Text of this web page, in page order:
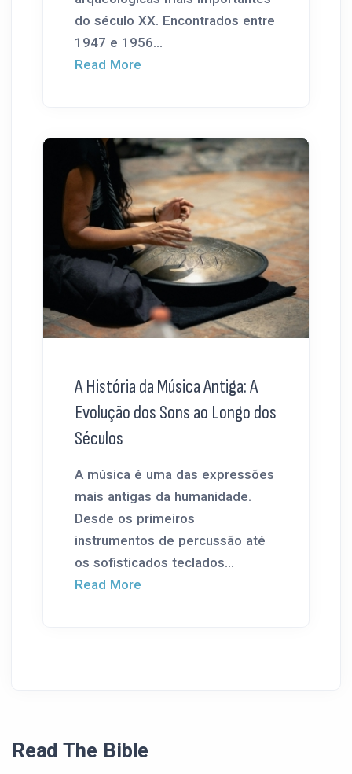
do século XX. Encontrados entre
1947 e 1956...
Read More
A História da Música Antiga: A
Evolução dos Sons ao Longo dos
Séculos
A música é uma das expressões
mais antigas da humanidade.
Desde os primeiros
instrumentos de percussão até
os sofisticados teclados...
Read More
Read The Bible